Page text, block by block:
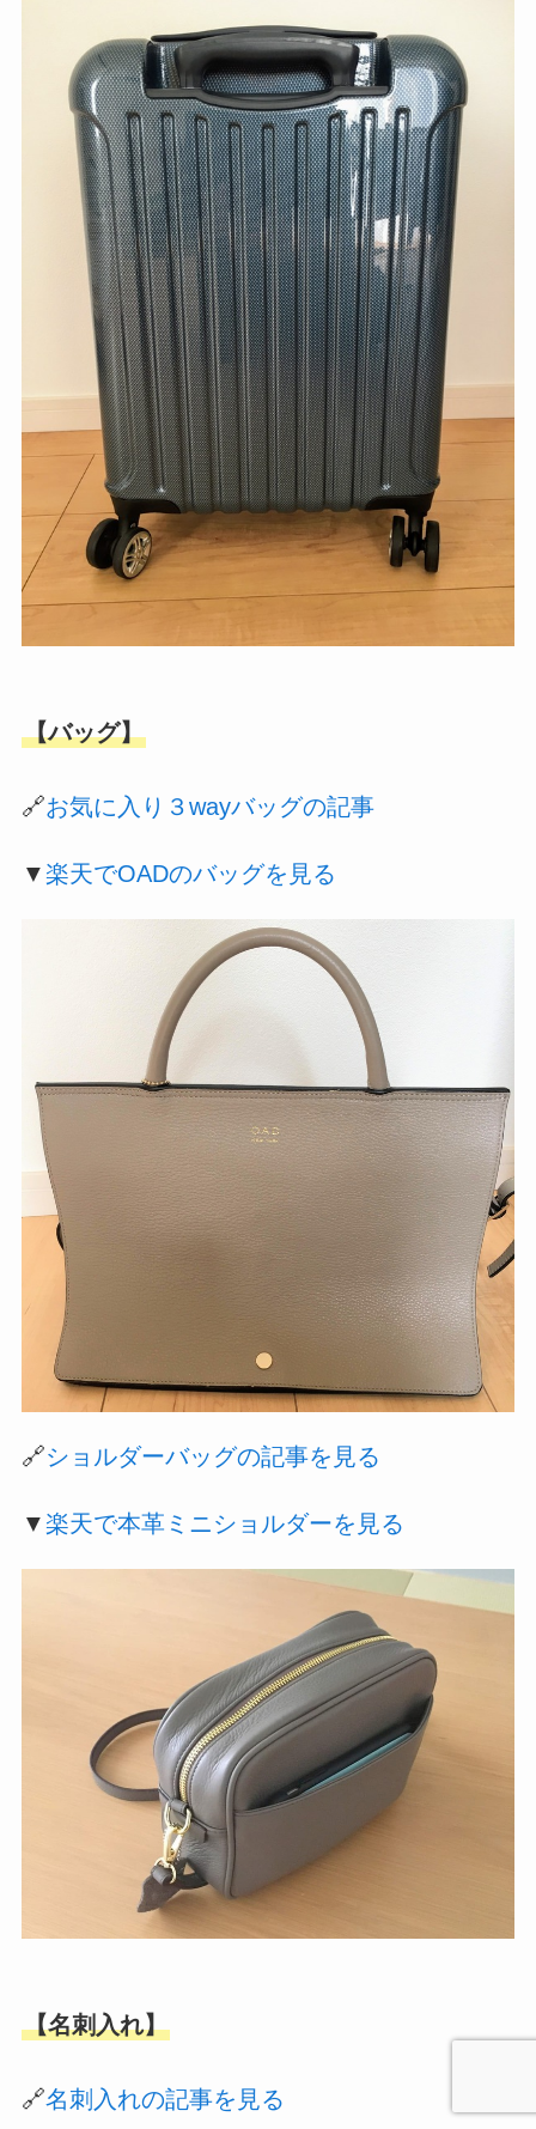
【バッグ】
🔗お気に入り３wayバッグの記事
▼楽天でOADのバッグを見る
🔗ショルダーバッグの記事を見る
▼楽天で本革ミニショルダーを見る
【名刺入れ】
🔗名刺入れの記事を見る